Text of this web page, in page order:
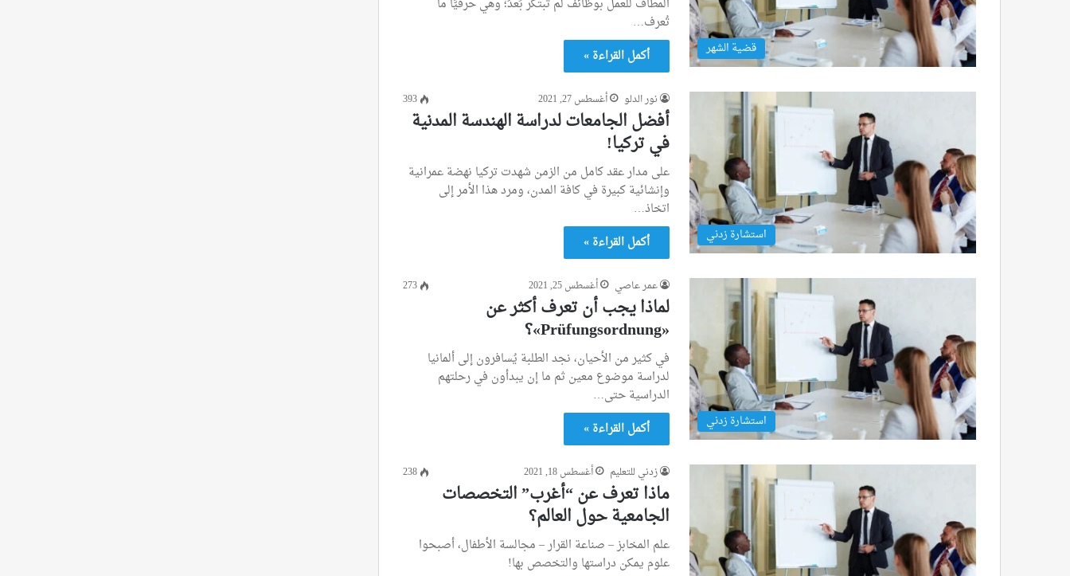
قضية الشهر
المطاف للعمل بوظائف لم تبتكر بَعدُ؛ وهي حرفيًّا ما
تُعرف…
أكمل القراءة »
استشارة زدني
نور الدلو أغسطس 27, 2021 393
أفضل الجامعات لدراسة الهندسة المدنية
في تركيا!
على مدار عقد كامل من الزمن شهدت تركيا نهضة عمرانية
وإنشائية كبيرة في كافة المدن، ومرد هذا الأمر إلى
اتخاذ…
أكمل القراءة »
استشارة زدني
عمر عاصي أغسطس 25, 2021 273
لماذا يجب أن تعرف أكثر عن
«Prüfungsordnung»؟
في كثير من الأحيان، نجد الطلبة يُسافرون إلى ألمانيا
لدراسة موضوع معين ثم ما إن يبدأون في رحلتهم
الدراسية حتى…
أكمل القراءة »
زدني للتعليم أغسطس 18, 2021 238
ماذا تعرف عن “أغرب” التخصصات
الجامعية حول العالم؟
علم المخابز – صناعة القرار – مجالسة الأطفال، أصبحوا
علوم يمكن دراستها والتخصص بها!